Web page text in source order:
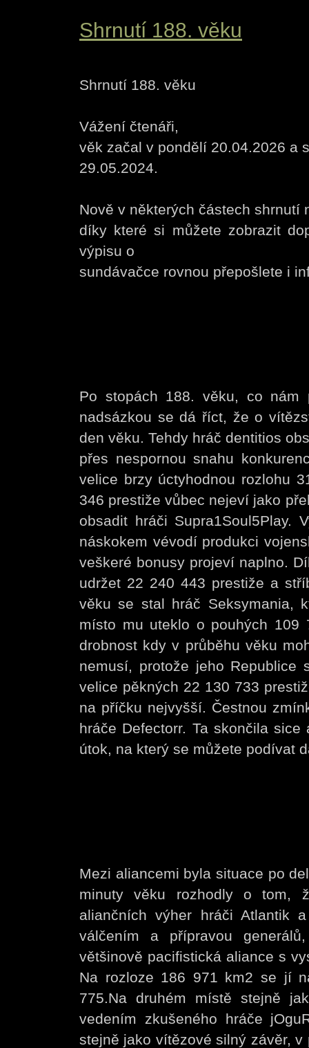
Shrnutí 188. věku
Shrnutí 188. věku
Vážení čtenáři,
věk začal v pondělí 20.04.2026 a
29.05.2024.
Nově v některých částech shrnutí
díky které si můžete zobrazit
výpisu o
sundávačce rovnou přepošlete i
Po stopách 188. věku, co nám
nadsázkou se dá říct, že o
den věku. Tehdy hráč dentitios
přes nespornou snahu
velice brzy úctyhodnou rozlohu
346 prestiže vůbec nejeví jako
obsadit hráči Supra1Soul5Play.
náskokem vévodí produkci
veškeré bonusy projeví naplno.
udržet 22 240 443 prestiže a
věku se stal hráč Seksymania,
místo mu uteklo o pouhých 109
drobnost kdy v průběhu věku
nemusí, protože jeho
velice pěkných 22 130 733
na příčku nejvyšší. Čestnou
hráče Defectorr. Ta skončila
útok, na který se můžete podívat
Mezi aliancemi byla situace po
minuty věku rozhodly o tom,
aliančních výher hráči Atlantik
válčením a přípravou
většinově pacifistická aliance s
Na rozloze 186 971 km2 se jí
775.Na druhém místě stejně
vedením zkušeného hráče
stejně jako vítězové silný závěr,